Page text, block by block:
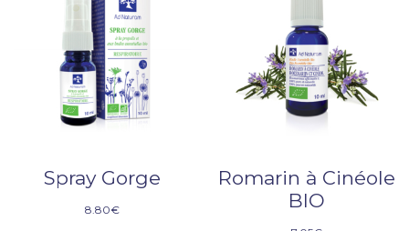
Spray Gorge
8.80€
Romarin à Cinéole
BIO